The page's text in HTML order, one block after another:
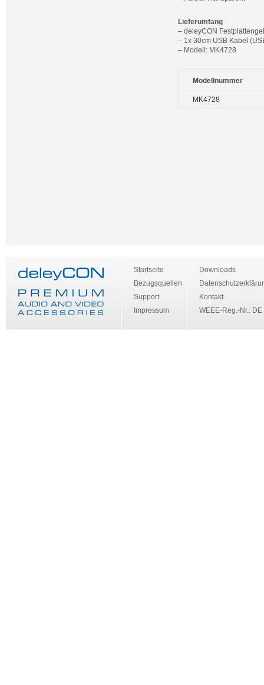
Lieferumfang
– deleyCON
– 1x 30cm USB Kabel
– Modell: MK4728
Modellnummer
MK4728
Startseite
Bezugsquellen
Support
Impressum
Downloads
Kontakt
WEEE-Reg.-Nr.: